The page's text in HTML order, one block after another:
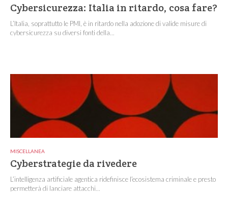
Cybersicurezza: Italia in ritardo, cosa fare?
L’Italia, soprattutto le PMI, è in ritardo nella adozione di valide misure di
cybersicurezza su diversi fonti della...
MISCELLANEA
Cyberstrategie da rivedere
L’intelligenza artificiale agentica ridefinisce l’ecosistema criminale e presto
permetterà di lanciare attacchi...